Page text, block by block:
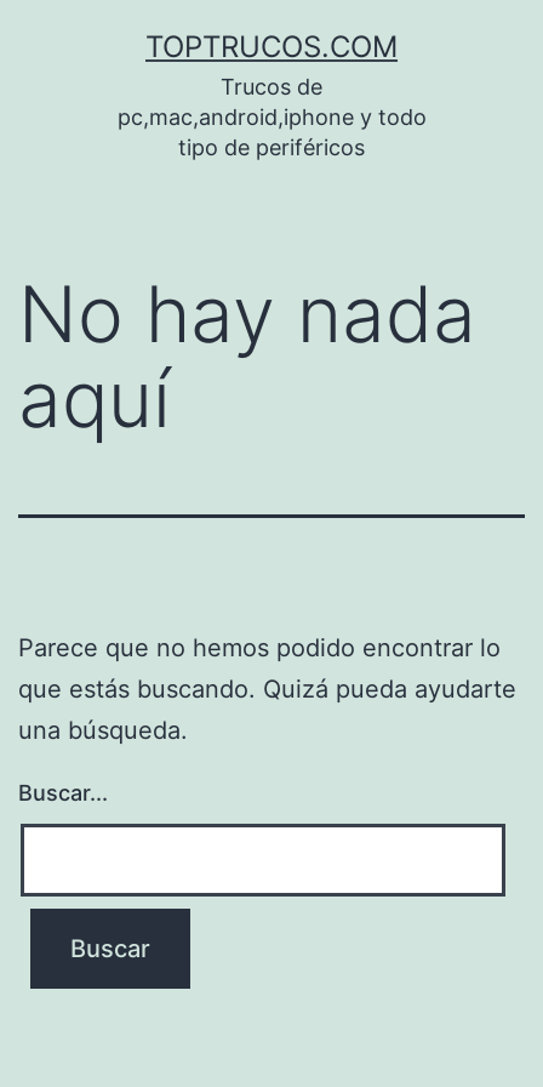
TOPTRUCOS.COM
Trucos de
pc,mac,android,iphone y todo
tipo de periféricos
No hay nada
aquí
Parece que no hemos podido encontrar lo
que estás buscando. Quizá pueda ayudarte
una búsqueda.
Buscar...